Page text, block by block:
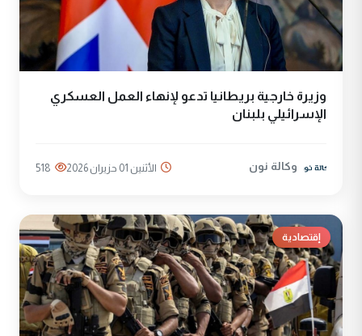
وزيرة خارجية بريطانيا تدعو لإنهاء العمل العسكري
الإسرائيلي بلبنان
وكالة نون الأثنين 01 حزيران 2026 518
إقتصادية